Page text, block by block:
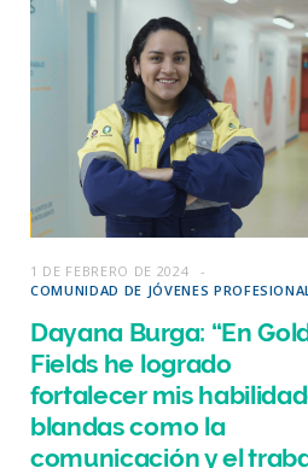
1 DE FEBRERO DE 2024
COMUNIDAD DE JÓVENES
Dayana Burga: “En
Fields he logrado
fortalecer mis
blandas como la
comunicación y el